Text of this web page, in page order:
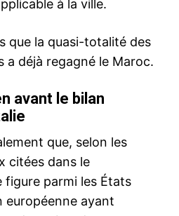
antiterroriste, les entretiens